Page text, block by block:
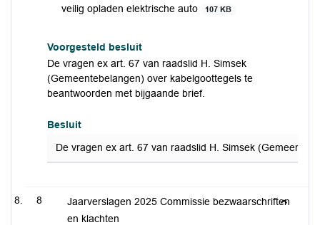
veilig opladen elektrische auto
107 KB
Voorgesteld besluit
De vragen ex art. 67 van raadslid H. Simsek
(Gemeentebelangen) over kabelgoottegels te
beantwoorden met bijgaande brief.
Besluit
De vragen ex art. 67 van raadslid H. Simsek
8
Jaarverslagen 2025 Commissie bezwaarschriften
en klachten